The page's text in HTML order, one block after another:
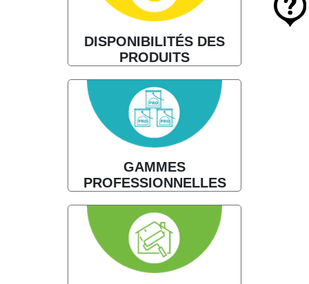
DISPONIBILITÉS DES
PRODUITS
GAMMES
PROFESSIONNELLES